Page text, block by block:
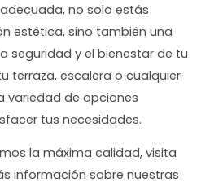
no solo estás
estética, sino también una
seguridad y el bienestar de tu
terraza, escalera o cualquier
variedad de opciones
tus necesidades.
la máxima calidad, visita
información sobre nuestras